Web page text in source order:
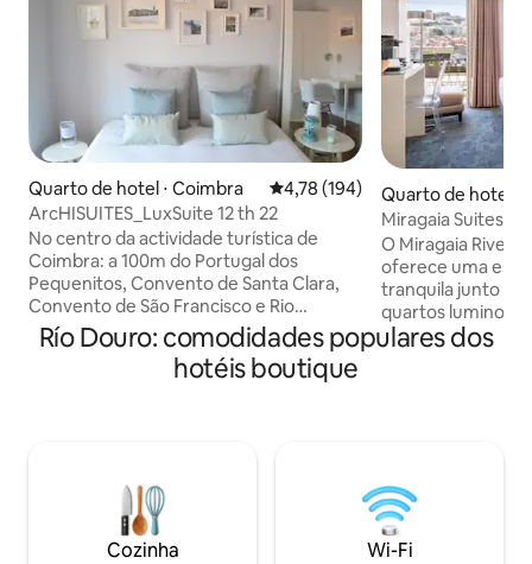
Quarto de hotel ⋅ Coimbra 4,78 de uma avaliação média de
4,78 (194)
ArcHISUITES_LuxSuite 12 th 22
No centro da actividade turística de
Coimbra: a 100m do Portugal dos
Pequenitos, Convento de Santa Clara,
Convento de São Francisco e Rio
Mondego...e estamos a 3 min a pé do
Largo da Portagem e da Baixa/Alta da
cidade,a 600m da Estação Ferroviária e
misturando tradição e
contemporaneidade. Não vive ninguém
no apartamento. Só para turismo e
Quarto de hotel ⋅
Miragaia Suites,
(102)
O Miragaia
oferece uma
tranquila junto ao
quartos
contemporâneo,
a pé os principais
cidade, aliando
conveniência.
Río Douro: comodidades populares dos
hotéis boutique
Cozinha Wi-Fi